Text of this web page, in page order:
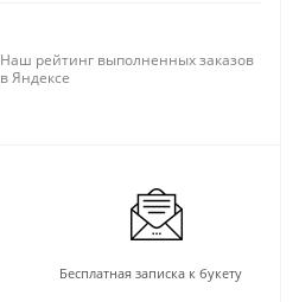
Наш рейтинг выполненных заказов
в Яндексе
Бесплатная записка к букету